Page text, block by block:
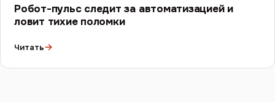
Робот-пульс следит за автоматизацией и
ловит тихие поломки
Читать→